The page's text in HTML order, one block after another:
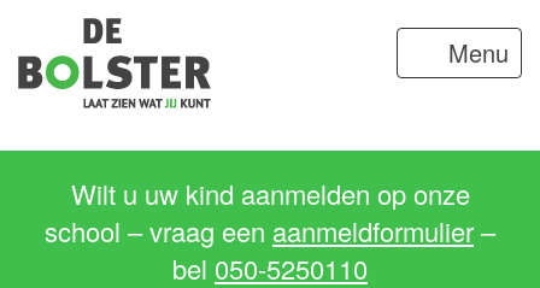
Menu
Wilt u uw kind aanmelden op onze
school – vraag een aanmeldformulier–
bel 050-5250110